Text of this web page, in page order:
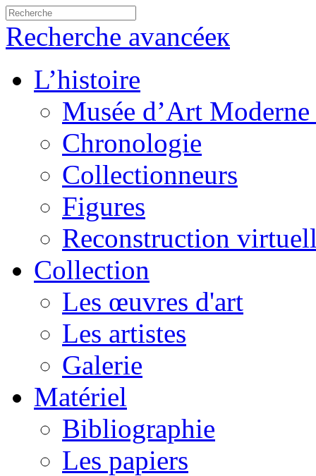
Recherche avancéeк
L’histoire
Musée d’Art
Chronologie
Collectionneurs
Figures
Reconstruction
Collection
Les œuvres d'art
Les artistes
Galerie
Matériel
Bibliographie
Les papiers